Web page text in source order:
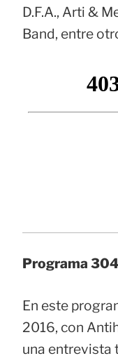
D.F.A., Arti &
Band, entre
Programa 304
En este
2016, con
una entrevista